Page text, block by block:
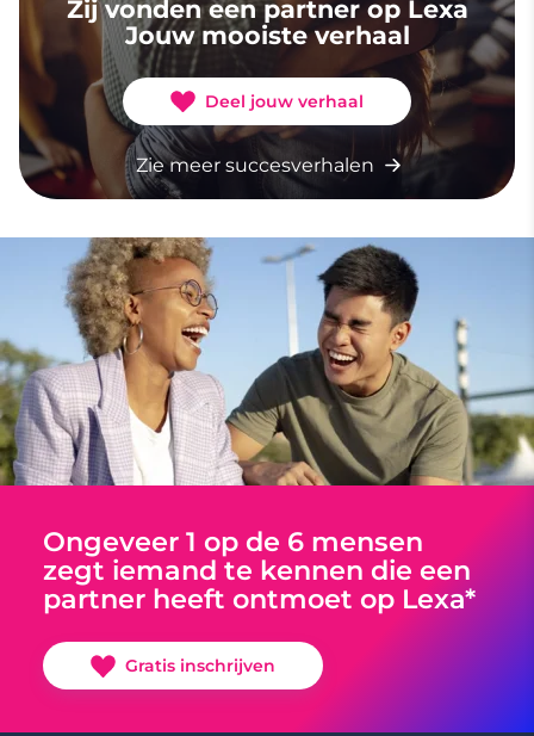
Zij vonden een partner op Lexa
Jouw mooiste verhaal
Deel jouw verhaal
Zie meer succesverhalen
Ongeveer 1 op de 6 mensen
zegt iemand te kennen die een
partner heeft ontmoet op Lexa*
Gratis inschrijven